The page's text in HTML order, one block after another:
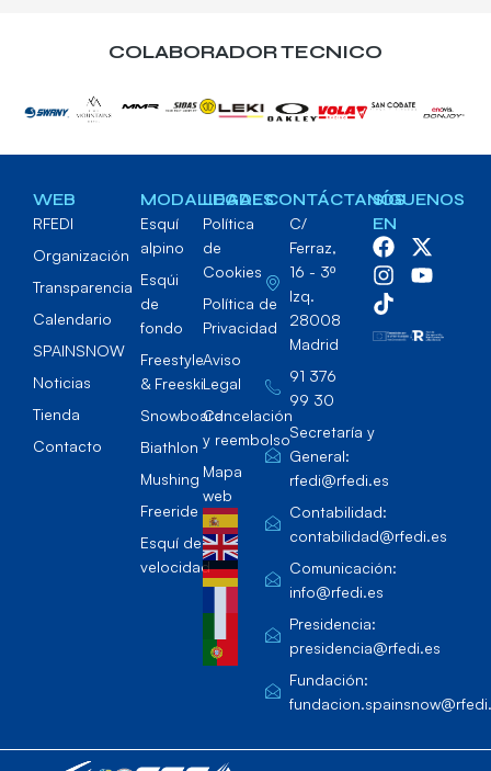
COLABORADOR TECNICO
WEB
RFEDI
Organización
Transparencia
Calendario
SPAINSNOW
Noticias
Tienda
Contacto
MODALIDADES
Esquí
alpino
Esqúi
de
fondo
Freestyle
& Freeski
Snowboard
Biathlon
Mushing
Freeride
Esquí de
velocidad
LEGAL
Política
de
Cookies
Política de
Privacidad
Aviso
Legal
Cancelación
y reembolso
Mapa
web
CONTÁCTANOS
C/
Ferraz,
16 - 3º
Izq.
28008
Madrid
91 376
99 30
Secretaría y
General:
rfedi@rfedi.es
Contabilidad:
contabilidad@rfedi.es
Comunicación:
info@rfedi.es
Presidencia:
presidencia@rfedi.es
Fundación:
SÍGUENOS
EN